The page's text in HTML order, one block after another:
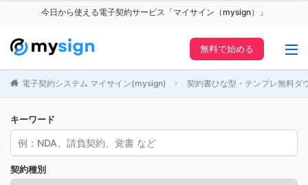
今日から使える電子契約サービス「マイサイン（mysign）」
無料で始める
電子契約システム マイサイン(mysign) 契約書ひな型・テンプレ無料ダ
キーワード
契約種別